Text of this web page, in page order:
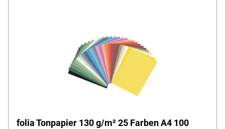
folia Tonpapier 130 g/m² 25 Farben A4 100